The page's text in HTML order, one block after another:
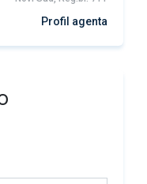
Profil agenta